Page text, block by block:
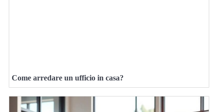
Come arredare un ufficio in casa?